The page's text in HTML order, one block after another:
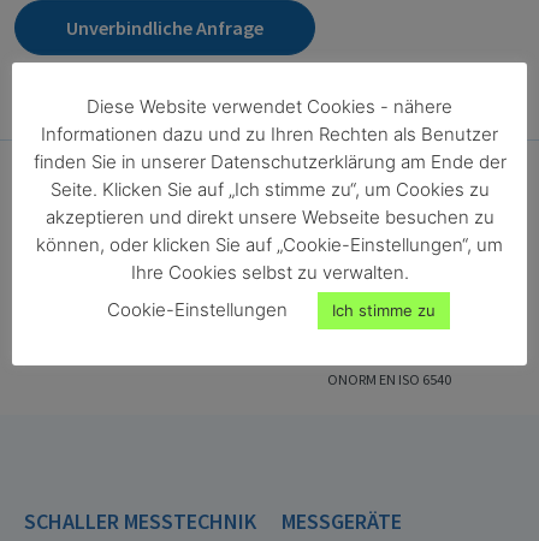
Unverbindliche Anfrage
ONORM EN ISO 18134-2
ONORM EN ISO 287
ONORM EN ISO 6540
SCHALLER MESSTECHNIK MESSGERÄTE
Diese Website verwendet Cookies - nähere
Informationen dazu und zu Ihren Rechten als Benutzer
finden Sie in unserer Datenschutzerklärung am Ende der
Seite. Klicken Sie auf „Ich stimme zu“, um Cookies zu
akzeptieren und direkt unsere Webseite besuchen zu
können, oder klicken Sie auf „Cookie-Einstellungen“, um
Ihre Cookies selbst zu verwalten.
Cookie-Einstellungen
Ich stimme zu